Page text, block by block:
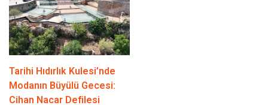
Tarihi Hıdırlık Kulesi’nde
Modanın Büyülü Gecesi:
Cihan Nacar Defilesi